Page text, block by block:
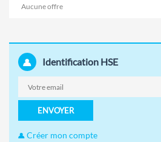
Aucune offre
Identification HSE
ENVOYER
Créer mon compte